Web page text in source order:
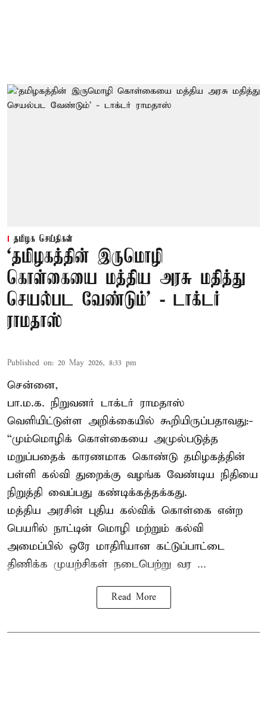
தமிழக செய்திகள்
‘தமிழகத்தின் இருமொழி
கொள்கையை மத்திய அரசு மதித்து
செயல்பட வேண்டும்’ - டாக்டர்
ராமதாஸ்
Published on: 20 May 2026, 8:33 pm
சென்னை,
பா.ம.க. நிறுவனர் டாக்டர் ராமதாஸ்
வெளியிட்டுள்ள அறிக்கையில் கூறியிருப்பதாவது:-
“மும்மொழிக் கொள்கையை அமுல்படுத்த
மறுப்பதைக் காரணமாக கொண்டு தமிழகத்தின்
பள்ளி கல்வி துறைக்கு வழங்க வேண்டிய நிதியை
நிறுத்தி வைப்பது கண்டிக்கத்தக்கது.
மத்திய அரசின் புதிய கல்விக் கொள்கை என்ற
பெயரில் நாட்டின் மொழி மற்றும் கல்வி
அமைப்பில் ஒரே மாதிரியான கட்டுப்பாட்டை
திணிக்க முயற்சிகள் நடைபெற்று வர ...
Read More